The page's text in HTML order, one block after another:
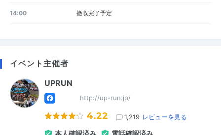
14:00 撤収完了予定
イベント主催者
UPRUN
http://up-run.jp/
4.22 1,219 レビューを見る